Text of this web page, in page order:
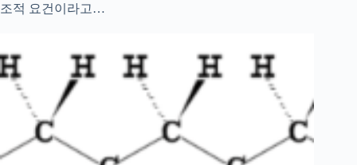
조적 요건이라고…